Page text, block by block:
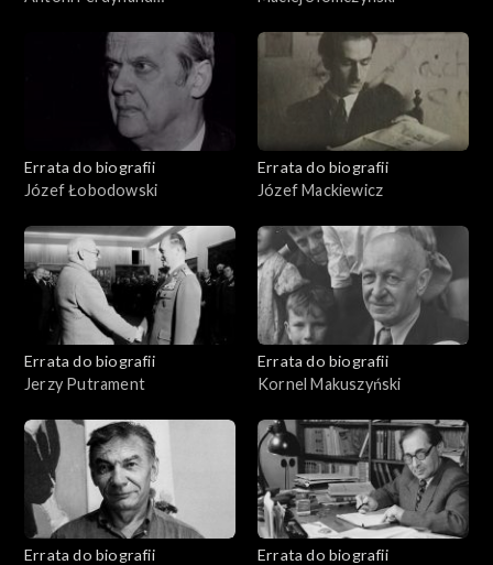
Errata do biografii
Józef Łobodowski
Errata do biografii
Józef Mackiewicz
Errata do biografii
Jerzy Putrament
Errata do biografii
Kornel Makuszyński
Errata do biografii
Errata do biografii